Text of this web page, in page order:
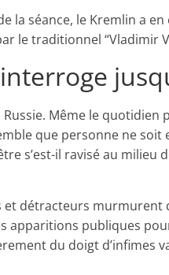
la séance, le Kremlin a
le traditionnel “Vladimir
Russie. Même le
que personne ne soit
s’est-il ravisé au milieu
et détracteurs
apparitions publiques
du doigt d’infimes